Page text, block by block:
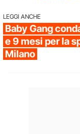
LEGGI ANCHE
Baby Gang
e 9 mesi per la
Milano